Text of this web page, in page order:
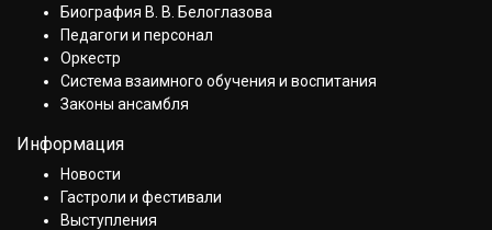
Биография В. В. Белоглазова
Педагоги и персонал
Оркестр
Система взаимного обучения и воспитания
Законы ансамбля
Информация
Новости
Гастроли и фестивали
Выступления